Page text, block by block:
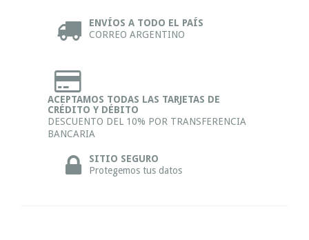
ENVÍOS A TODO EL PAÍS
CORREO ARGENTINO
ACEPTAMOS TODAS LAS TARJETAS DE
CRÉDITO Y DÉBITO
DESCUENTO DEL 10% POR TRANSFERENCIA
BANCARIA
SITIO SEGURO
Protegemos tus datos